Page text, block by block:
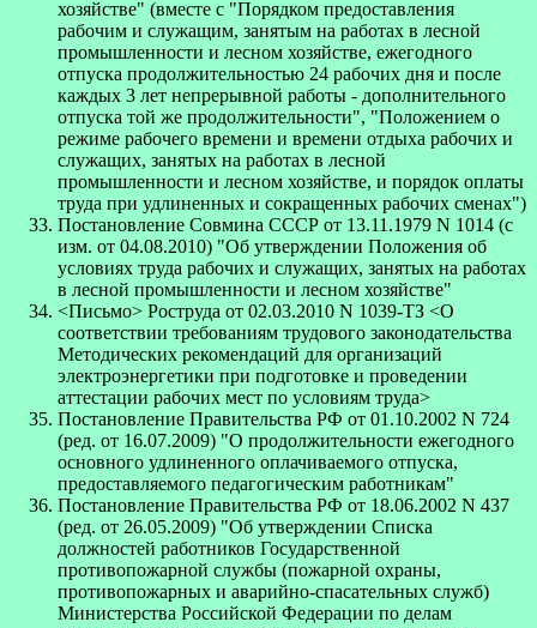
хозяйстве" (вместе с "Порядком предоставления
рабочим и служащим, занятым на работах в лесной
промышленности и лесном хозяйстве, ежегодного
отпуска продолжительностью 24 рабочих дня и после
каждых 3 лет непрерывной работы - дополнительного
отпуска той же продолжительности", "Положением о
режиме рабочего времени и времени отдыха рабочих и
служащих, занятых на работах в лесной
промышленности и лесном хозяйстве, и порядок оплаты
труда при удлиненных и сокращенных рабочих сменах")
Постановление Совмина СССР от 13.11.1979 N 1014 (с
изм. от 04.08.2010) "Об утверждении Положения об
условиях труда рабочих и служащих, занятых на работах
в лесной промышленности и лесном хозяйстве"
<Письмо> Роструда от 02.03.2010 N 1039-ТЗ <О
соответствии требованиям трудового законодательства
Методических рекомендаций для организаций
электроэнергетики при подготовке и проведении
аттестации рабочих мест по условиям труда>
Постановление Правительства РФ от 01.10.2002 N 724
(ред. от 16.07.2009) "О продолжительности ежегодного
основного удлиненного оплачиваемого отпуска,
предоставляемого педагогическим работникам"
Постановление Правительства РФ от 18.06.2002 N 437
(ред. от 26.05.2009) "Об утверждении Списка
должностей работников Государственной
противопожарной службы (пожарной охраны,
противопожарных и аварийно-спасательных служб)
Министерства Российской Федерации по делам